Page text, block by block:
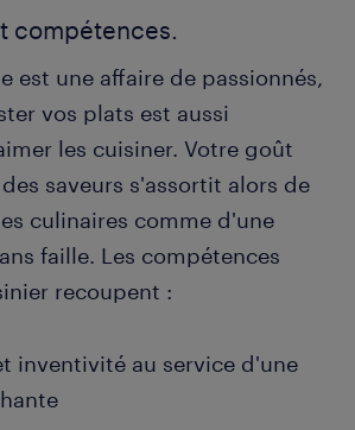
compétences.
est une affaire de passionnés,
vos plats est aussi
les cuisiner. Votre goût
saveurs s'assortit alors de
culinaires comme d'une
faille. Les compétences
recoupent :
inventivité au service d'une